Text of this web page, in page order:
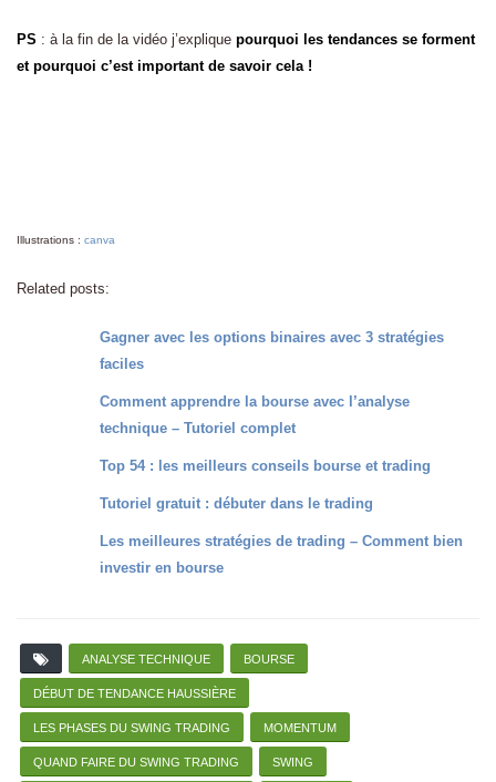
PS : à la fin de la vidéo j’explique pourquoi les tendances se forment
et pourquoi c’est important de savoir cela !
Illustrations : canva
Related posts:
Gagner avec les options binaires avec 3 stratégies
faciles
Comment apprendre la bourse avec l’analyse
technique – Tutoriel complet
Top 54 : les meilleurs conseils bourse et trading
Tutoriel gratuit : débuter dans le trading
Les meilleures stratégies de trading – Comment bien
investir en bourse
ANALYSE TECHNIQUE BOURSE
DÉBUT DE TENDANCE HAUSSIÈRE
LES PHASES DU SWING TRADING MOMENTUM
QUAND FAIRE DU SWING TRADING SWING